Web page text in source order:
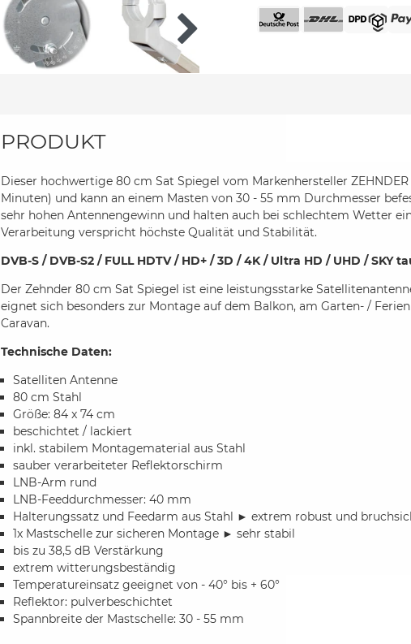
PRODUKT
Dieser hochwertige 80 cm Sat Spiegel vom Markenhersteller
Minuten) und kann an einem Masten von 30 - 55 mm Durchmesser
sehr hohen Antennengewinn und halten auch bei schlechtem Wetter
Verarbeitung verspricht höchste Qualität und Stabilität.
DVB-S / DVB-S2 / FULL HDTV / HD+ / 3D / 4K / Ultra HD / UHD / SKY
Der Zehnder 80 cm Sat Spiegel ist eine leistungsstarke
eignet sich besonders zur Montage auf dem Balkon, am Garten- /
Caravan.
Technische Daten:
Satelliten Antenne
80 cm Stahl
Größe: 84 x 74 cm
beschichtet / lackiert
inkl. stabilem Montagematerial aus Stahl
sauber verarbeiteter Reflektorschirm
LNB-Arm rund
LNB-Feeddurchmesser: 40 mm
Halterungssatz und Feedarm aus Stahl ► extrem robust und
1x Mastschelle zur sicheren Montage ► sehr stabil
bis zu 38,5 dB Verstärkung
extrem witterungsbeständig
Temperatureinsatz geeignet von - 40° bis + 60°
Reflektor: pulverbeschichtet
Spannbreite der Mastschelle: 30 - 55 mm